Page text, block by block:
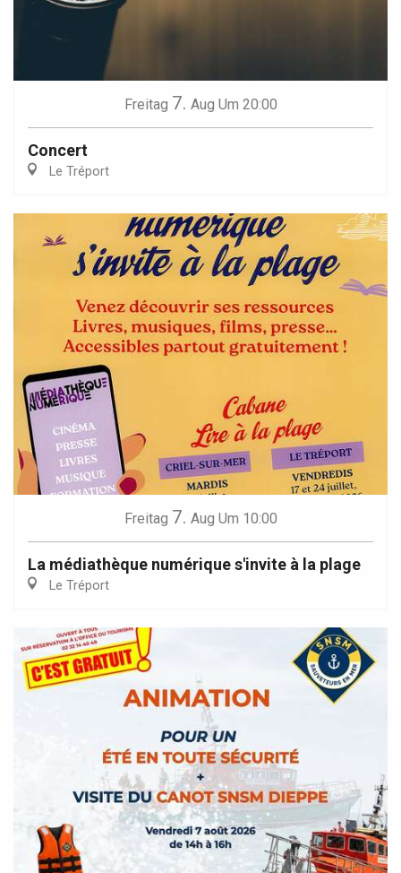
Freitag 7. Aug Um 20:00
Concert
Le Tréport
Freitag 7. Aug Um 10:00
La médiathèque numérique s'invite à la plage
Le Tréport